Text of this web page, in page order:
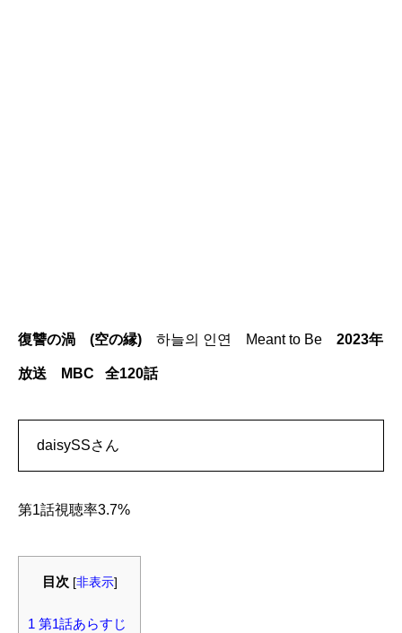
復讐の渦 (空の縁) 하늘의 인연 Meant to Be 2023年
放送 MBC 全120話
daisySSさん
第1話視聴率3.7%
目次 [非表示]
1 第1話あらすじ